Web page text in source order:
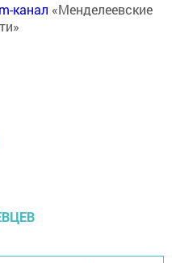
канал «Менделеевские